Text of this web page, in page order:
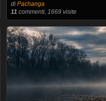
diPachanga
11 commenti, 1669 visite